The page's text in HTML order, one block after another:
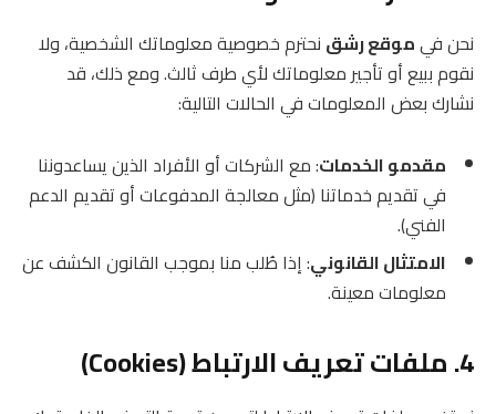
نحن فيموقع رشق نحترم خصوصية معلوماتك الشخصية، ولا
نقوم ببيع أو تأجير معلوماتك لأي طرف ثالث. ومع ذلك، قد
نشارك بعض المعلومات في الحالات التالية:
مقدمو الخدمات: مع الشركات أو الأفراد الذين يساعدوننا
في تقديم خدماتنا (مثل معالجة المدفوعات أو تقديم الدعم
الفني).
الامتثال القانوني: إذا طُلب منا بموجب القانون الكشف عن
معلومات معينة.
4. ملفات تعريف الارتباط (Cookies)